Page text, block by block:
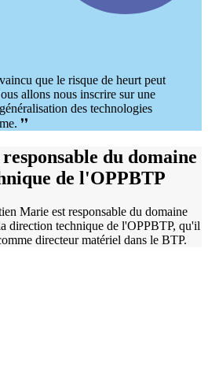
que le risque de heurt peut
allons nous inscrire sur une
des technologies
❜❜
du domaine
de l'OPPBTP
Marie est responsable du domaine
direction technique de l'OPPBTP, qu'il
directeur matériel dans le BTP.